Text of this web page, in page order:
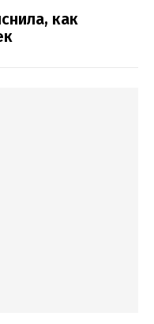
как